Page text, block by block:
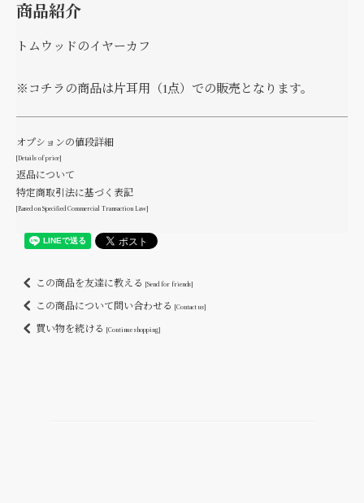
商品紹介
トムウッドのイヤーカフ
※コチラの商品は片耳用（1点）での販売となります。
オプションの値段詳細
[Details of price]
返品について
特定商取引法に基づく表記
[Based on Specified Commercial Transaction Law]
この商品を友達に教える [Send for friends]
この商品について問い合わせる [Contact us]
買い物を続ける [Continue shopping]